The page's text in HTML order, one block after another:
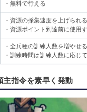
・無料で行える
・資源の採集速度を上げられる
・資源ポイント到達前に使用
・全兵種の訓練人数を増やせる
・訓練時間は訓練人数に応じ
主指令を素早く発動